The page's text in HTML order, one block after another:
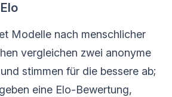
Modelle nach menschlicher
vergleichen zwei anonyme
stimmen für die bessere ab;
eine Elo-Bewertung,